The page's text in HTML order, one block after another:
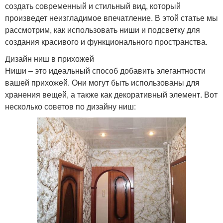
создать современный и стильный вид, который
произведет неизгладимое впечатление. В этой статье мы
рассмотрим, как использовать ниши и подсветку для
создания красивого и функционального пространства.
Дизайн ниш в прихожей
Ниши – это идеальный способ добавить элегантности
вашей прихожей. Они могут быть использованы для
хранения вещей, а также как декоративный элемент. Вот
несколько советов по дизайну ниш: